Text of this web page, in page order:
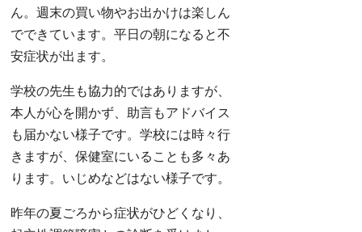
ん。週末の買い物やお出かけは楽しん
でできています。平日の朝になると不
安症状が出ます。
学校の先生も協力的ではありますが、
本人が心を開かず、助言もアドバイス
も届かない様子です。学校には時々行
きますが、保健室にいることも多々あ
ります。いじめなどはない様子です。
昨年の夏ごろから症状がひどくなり、